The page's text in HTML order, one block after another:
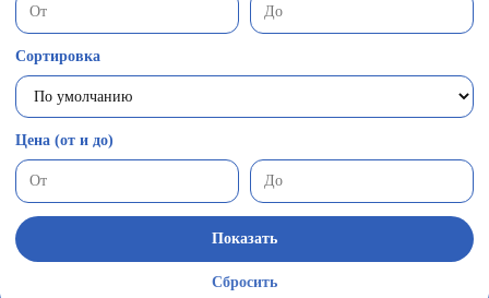
Сортировка
Цена (от и до)
Показать
Сбросить